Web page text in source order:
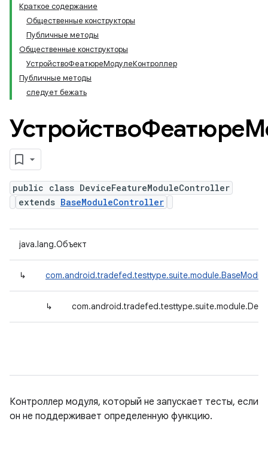
Краткое содержание
Общественные конструкторы
Публичные методы
Общественные конструкторы
УстройствоФеатюреМодулеКонтроллер
Публичные методы
следует бежать
public class DeviceFeatureModuleController
extends BaseModuleController
java.lang.Объект
↳
↳
Контроллер модуля, который не запускает тесты, если
он не поддерживает определенную функцию.